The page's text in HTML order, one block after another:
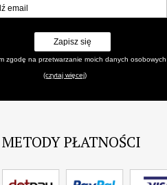
Zapisz się
zgodę na przetwarzanie moich danych osobowych
(czytaj więcej)
METODY PŁATNOŚCI